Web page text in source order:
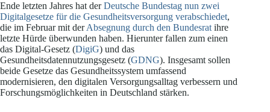
Ende letzten Jahres hat derDeutsche Bundestag nun zwei
Digitalgesetze für die Gesundheitsversorgung verabschiedet,
die im Februar mit derAbsegnung durch den Bundesratihre
letzte Hürde überwunden haben. Hierunter fallen zum einen
das Digital-Gesetz (DigiG) und das
Gesundheitsdatennutzungsgesetz (GDNG). Insgesamt sollen
beide Gesetze das Gesundheitssystem umfassend
modernisieren, den digitalen Versorgungsalltag verbessern und
Forschungsmöglichkeiten in Deutschland stärken.